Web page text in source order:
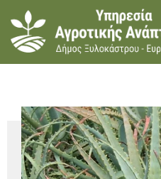
Skip to main content